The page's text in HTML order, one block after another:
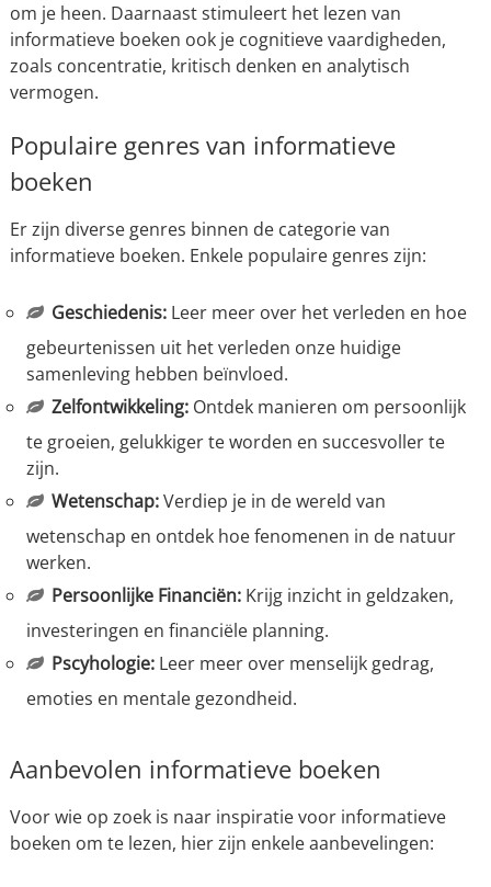
om je heen. Daarnaast stimuleert het lezen van
informatieve boeken ook je cognitieve vaardigheden,
zoals concentratie, kritisch denken en analytisch
vermogen.
Populaire genres van informatieve
boeken
Er zijn diverse genres binnen de categorie van
informatieve boeken. Enkele populaire genres zijn:
Geschiedenis:Leer meer over het verleden en hoe
gebeurtenissen uit het verleden onze huidige
samenleving hebben beïnvloed.
Zelfontwikkeling:Ontdek manieren om persoonlijk
te groeien, gelukkiger te worden en succesvoller te
zijn.
Wetenschap:Verdiep je in de wereld van
wetenschap en ontdek hoe fenomenen in de natuur
werken.
Persoonlijke Financiën:Krijg inzicht in geldzaken,
investeringen en financiële planning.
Pscyhologie:Leer meer over menselijk gedrag,
emoties en mentale gezondheid.
Aanbevolen informatieve boeken
Voor wie op zoek is naar inspiratie voor informatieve
boeken om te lezen, hier zijn enkele aanbevelingen: